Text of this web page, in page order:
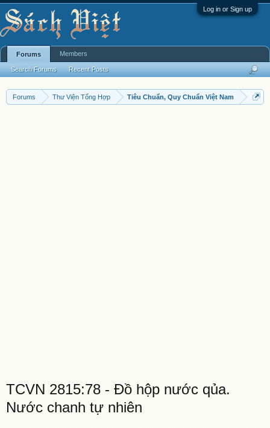
Log in or Sign up
Forums Thư Viện Tổng Hợp Tiêu Chuẩn, Quy Chuẩn Việt Nam
TCVN 2815:78 - Đồ hộp nước qủa.
Nước chanh tự nhiên
Forums
Search Forums Recent Posts
Members